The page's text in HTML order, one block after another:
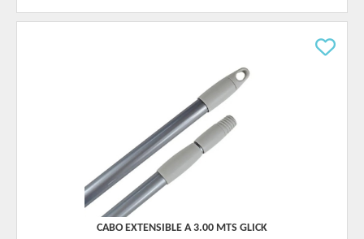
CABO EXTENSIBLE A 3.00 MTS GLICK